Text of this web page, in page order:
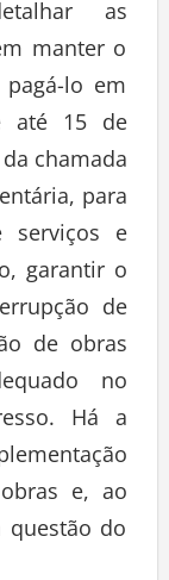
as
manter o
lo em
até 15 de
chamada
para
serviços e
garantir o
de
de obras
no
Há a
e, ao
do